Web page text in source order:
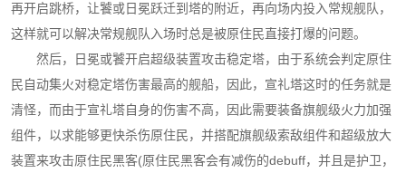
再开启跳桥，让饕或日冕跃迁到塔的附近，再向场内投入常规舰队，
这样就可以解决常规舰队入场时总是被原住民直接打爆的问题。
然后，日冕或饕开启超级装置攻击稳定塔，由于系统会判定原住
民自动集火对稳定塔伤害最高的舰船，因此，宣礼塔这时的任务就是
清怪，而由于宣礼塔自身的伤害不高，因此需要装备旗舰级火力加强
组件，以求能够更快杀伤原住民，并搭配旗舰级索敌组件和超级放大
装置来攻击原住民黑客(原住民黑客会有减伤的debuff，并且是护卫，